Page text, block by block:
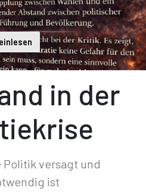
in der
versagt und
ist